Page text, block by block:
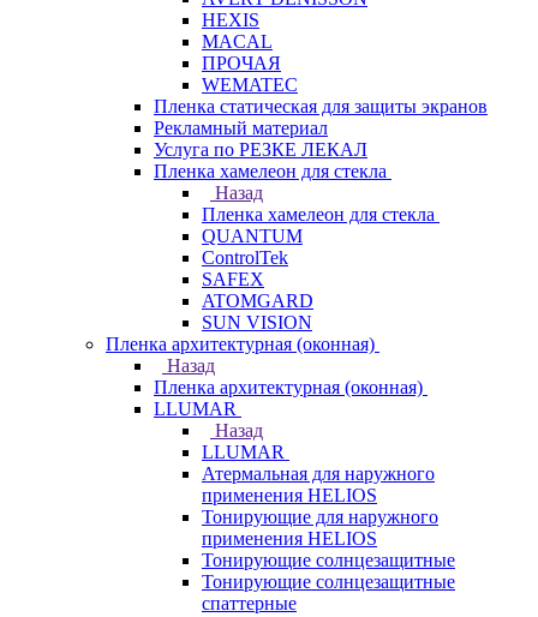
HEXIS
MACAL
ПРОЧАЯ
WEMATEC
Пленка статическая для защиты экранов
Рекламный материал
Услуга по РЕЗКЕ ЛЕКАЛ
Пленка хамелеон для стекла
Назад
Пленка хамелеон для стекла
QUANTUM
ControlTek
SAFEX
ATOMGARD
SUN VISION
Пленка архитектурная (оконная)
Назад
Пленка архитектурная (оконная)
LLUMAR
Назад
LLUMAR
Атермальная для наружного
применения HELIOS
Тонирующие для наружного
применения HELIOS
Тонирующие солнцезащитные
Тонирующие солнцезащитные
спаттерные